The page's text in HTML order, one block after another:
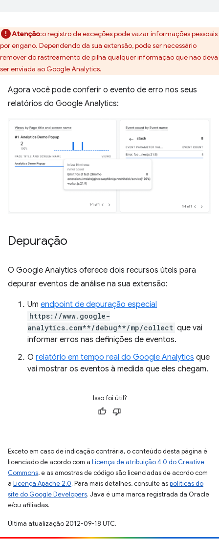
Atenção:o registro de exceções pode vazar informações pessoais
por engano. Dependendo da sua extensão, pode ser necessário
remover do rastreamento de pilha qualquer informação que não deva
ser enviada ao Google Analytics.
Agora você pode conferir o evento de erro nos seus
relatórios do Google Analytics:
Depuração
O Google Analytics oferece dois recursos úteis para
depurar eventos de análise na sua extensão:
Um endpoint de depuração especial
https://www.google-
analytics.com**/debug**/mp/collect que vai
informar erros nas definições de eventos.
O relatório em tempo real do Google Analytics que
vai mostrar os eventos à medida que eles chegam.
Isso foi útil?
Exceto em caso de indicação contrária, o conteúdo desta página é
licenciado de acordo com a Licença de atribuição 4.0 do Creative
Commons, e as amostras de código são licenciadas de acordo com
a Licença Apache 2.0. Para mais detalhes, consulte aspolíticas do
site do Google Developers. Java é uma marca registrada da Oracle
e/ou afiliadas.
Última atualização 2012-09-18 UTC.